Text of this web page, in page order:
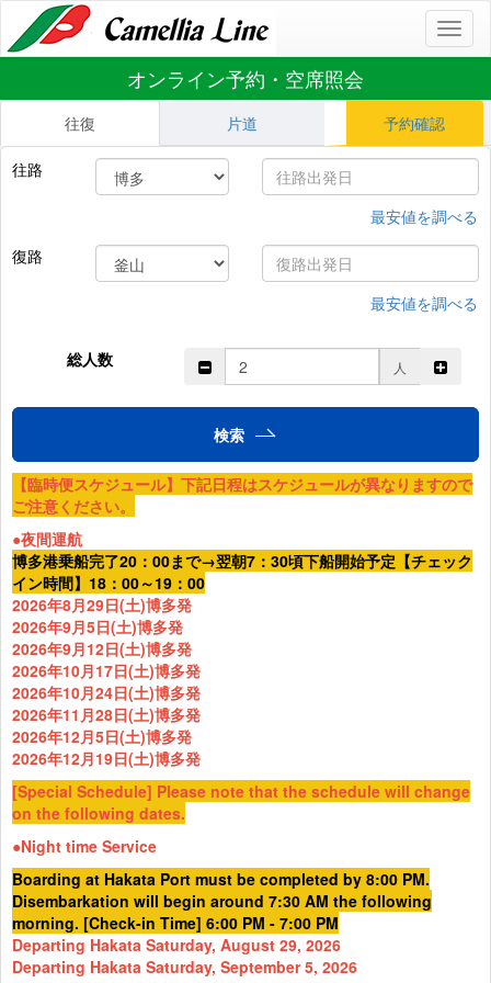
オンライン予約・空席照会
往復 片道 予約確認
往路
最安値を調べる
復路
最安値を調べる
総人数 人
検索
【臨時便スケジュール】下記日程はスケジュールが異なりますので
ご注意ください。
●夜間運航
博多港乗船完了20：00まで→翌朝7：30頃下船開始予定【チェック
イン時間】18：00～19：00
2026年8月29日(土)博多発
2026年9月5日(土)博多発
2026年9月12日(土)博多発
2026年10月17日(土)博多発
2026年10月24日(土)博多発
2026年11月28日(土)博多発
2026年12月5日(土)博多発
2026年12月19日(土)博多発
[Special Schedule] Please note that the schedule will change
on the following dates.
●Night time Service
Boarding at Hakata Port must be completed by 8:00 PM.
Disembarkation will begin around 7:30 AM the following
morning. [Check-in Time] 6:00 PM - 7:00 PM
Departing Hakata Saturday, August 29, 2026
Departing Hakata Saturday, September 5, 2026